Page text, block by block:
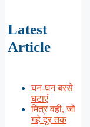
Latest
Article
घन-घन बरसे
घटाएं
मित्र वही, जो
गहे दूर तक